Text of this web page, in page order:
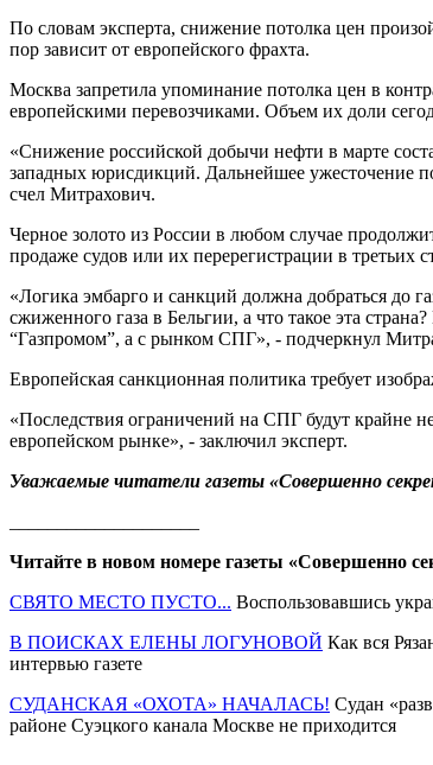
По словам эксперта, снижение потолка цен
пор зависит от европейского фрахта.
Москва запретила упоминание потолка цен в
европейскими перевозчиками. Объем их доли
«Снижение российской добычи нефти в марте
западных юрисдикций. Дальнейшее ужесточение
счел Митрахович.
Черное золото из России в любом случае
продаже судов или их перерегистрации в третьих
«Логика эмбарго и санкций должна добраться до
сжиженного газа в Бельгии, а что такое эта
“Газпромом”, а с рынком СПГ», - подчеркнул
Европейская санкционная политика требует
«Последствия ограничений на СПГ будут крайне
европейском рынке», - заключил эксперт.
Уважаемые читатели газеты «Совершенно
Читайте в новом номере газеты «Совершенно
СВЯТО МЕСТО ПУСТО... Воспользовавшись
В ПОИСКАХ ЕЛЕНЫ ЛОГУНОВОЙ Как вся
интервью газете
СУДАНСКАЯ «ОХОТА» НАЧАЛАСЬ! Судан
районе Суэцкого канала Москве не приходится